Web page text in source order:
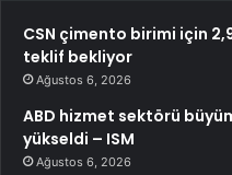
CSN çimento birimi için
teklif bekliyor
Ağustos 6, 2026
ABD hizmet sektörü
yükseldi – ISM
Ağustos 6, 2026